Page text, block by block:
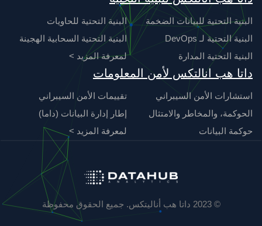
البنية التحتية للبيانات الضخمة
البنية التحتية للحاويات
البنية التحتية لـ DevOps
البنية التحتية السحابية الهجينة
البنية التحتية المدارة
لمعرفة المزيد >
داتا هب انالتكس لأمن المعلومات
استشارات الأمن السيبراني
تقييمات الأمن السيبراني
الحوكمة، والمخاطر والامتثال
إطار إدارة البيانات (داما)
حوكمة البيانات
لمعرفة المزيد >
© 2023 داتا هب أناليتكس. جميع الحقوق محفوظة